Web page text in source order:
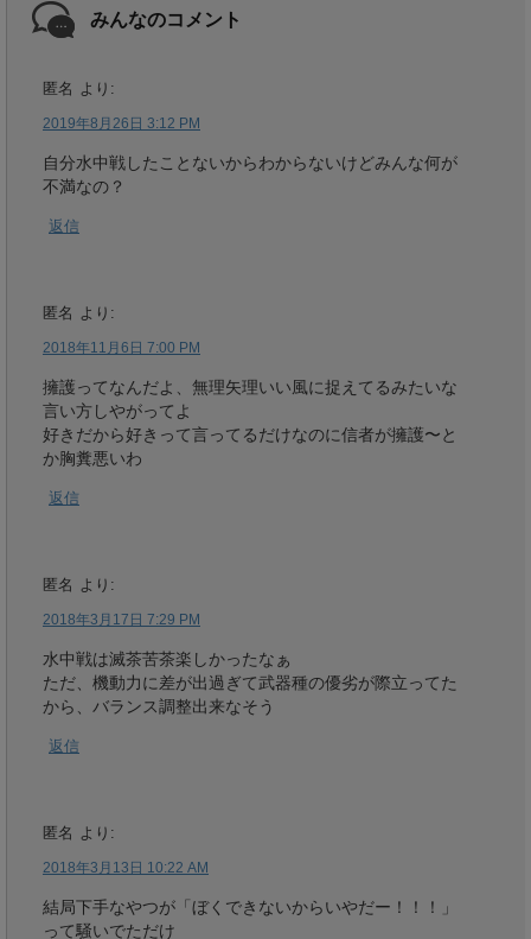
みんなのコメント
匿名 より:
2019年8月26日 3:12 PM
自分水中戦したことないからわからないけどみんな何が
不満なの？
返信
匿名 より:
2018年11月6日 7:00 PM
擁護ってなんだよ、無理矢理いい風に捉えてるみたいな
言い方しやがってよ
好きだから好きって言ってるだけなのに信者が擁護〜と
か胸糞悪いわ
返信
匿名 より:
2018年3月17日 7:29 PM
水中戦は滅茶苦茶楽しかったなぁ
ただ、機動力に差が出過ぎて武器種の優劣が際立ってた
から、バランス調整出来なそう
返信
匿名 より:
2018年3月13日 10:22 AM
結局下手なやつが「ぼくできないからいやだー！！！」
って騒いでただけ